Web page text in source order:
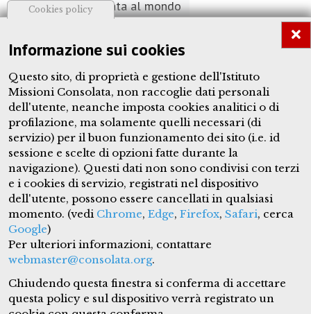
Dalla Consolata al mondo
Opere dedicate
Fotografie dell'Allamano
giuseppeallamano.consolata.org
Questo sito è proprietà dell'Istituto Missioni Consolata e tutti
i contenuti, quando non espresso diversamente, sono sotto
licenza Creative Commons CC BY-NC-ND
JA Simplii by JoomlaArt
IMC
Cookies policy
Informazione sui cookies
Questo sito, di proprietà e gestione dell'Istituto
Missioni Consolata, non raccoglie dati personali
dell'utente, neanche imposta cookies analitici o di
profilazione, ma solamente quelli necessari (di
servizio) per il buon funzionamento dei sito (i.e. id
sessione e scelte di opzioni fatte durante la
navigazione). Questi dati non sono condivisi con terzi
e i cookies di servizio, registrati nel dispositivo
dell'utente, possono essere cancellati in qualsiasi
momento. (vedi Chrome, Edge, Firefox, Safari, cerca
Google)
Per ulteriori informazioni, contattare
webmaster@consolata.org.
Chiudendo questa finestra si conferma di accettare
questa policy e sul dispositivo verrà registrato un